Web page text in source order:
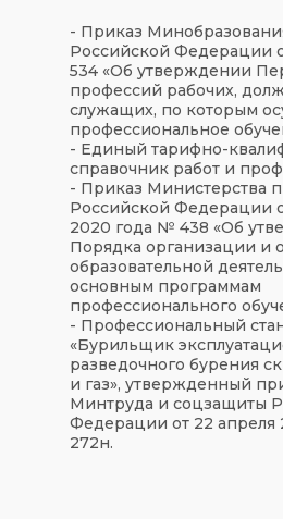
- Приказ
Российской Федерации
534 «Об утверждении
профессий рабочих,
служащих, по которым
профессиональное
- Единый тарифно-
справочник работ и
- Приказ Министерства
Российской Федерации
2020 года № 438 «Об
Порядка организации и
образовательной
основным программам
профессионального
- Профессиональный
«Бурильщик
разведочного бурения
и газ», утвержденный
Минтруда и соцзащиты
Федерации от 22 апреля
272н.